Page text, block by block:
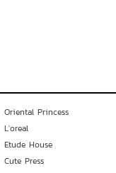
Oriental Princess
L'oreal
Etude House
Cute Press